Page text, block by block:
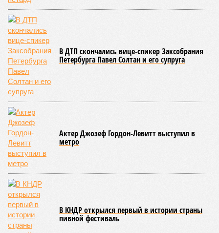
то по «Станции Л» подобной публичной отчётности
дольщики не видят. Ни Capital Group, ни кураторы
строительства не подтверждают ни соблюдения графика
строительства, ни объёма фактически выполненных работ.
Напрашивается закономерный вопрос: если
декларируемая «Capital Group модель (достраивать
проблемные объекты SSD») сработала на
Лосиноостровской, почему она не масштабируется на
Люблино? И означает ли отсутствие техники на площадке,
что в реальности подрядчик по «Станции Л» ещё даже не
определён?
2025–2026 годах, похоже, не изменили ситуацию.«В
последние месяцы в личном общении нам перестали
называть даже ориентировочные сроки»
расстроенные дольщики.
Казалось бы, формально ответственность по
достраиванию объекта распределена. Seven Suns
Development – банкрот, часть его структур признана
несостоятельной ещё в 2024 году, бенефициар компании
находится под следствием по ст. 200.3 УК РФ. Достройку